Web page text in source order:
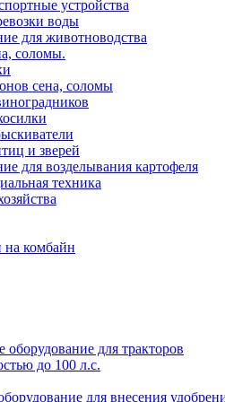
устройства
воды
для животноводства
соломы.
сена, соломы
и зверей
для возделывания картофеля
техника
на комбайн
оборудование для тракторов
до 100 л.с.
для внесения